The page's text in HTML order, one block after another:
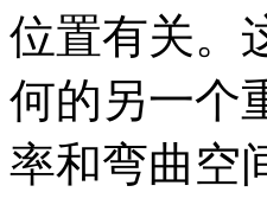
位置有关。
何的另一个
率和弯曲空